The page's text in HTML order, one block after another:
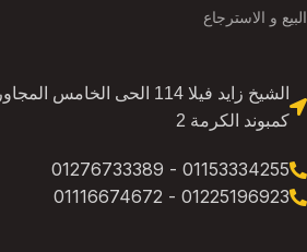
البيع و الاسترجاع
الشيخ زايد فيلا 114 الحى
كمبوند الكرمة 2
01153334255 - 01276733389
01225196923 - 01116674672